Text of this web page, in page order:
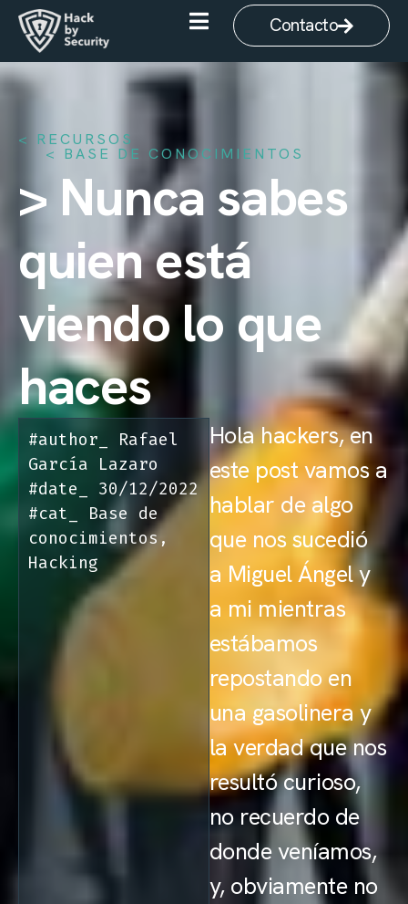
Contacto
< RECURSOS
BASE DE CONOCIMIENTOS
> Nunca sabes
quien está
viendo lo que
haces
#author_
Rafael
García Lazaro
#date_
30/12/2022
#cat_
Base de
conocimientos ,
Hacking
Hola hackers, en
este post vamos a
hablar de algo
que nos sucedió
a Miguel Ángel y
a mi mientras
estábamos
repostando en
una gasolinera y
la verdad que nos
resultó curioso,
no recuerdo de
donde veníamos,
y, obviamente no